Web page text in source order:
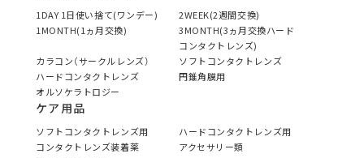
1DAY 1日使い捨て(ワンデー)
2WEEK(2週間交換)
1MONTH(1ヵ月交換)
3MONTH(3ヵ月交換ハード
コンタクトレンズ)
カラコン（サークルレンズ）
ソフトコンタクトレンズ
ハードコンタクトレンズ
円錐角膜用
オルソケラトロジー
ケア用品
ソフトコンタクトレンズ用
ハードコンタクトレンズ用
コンタクトレンズ装着薬
アクセサリー類